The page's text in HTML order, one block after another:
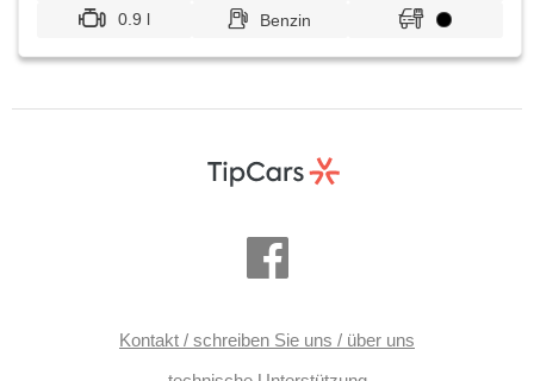
0.9 l
Benzin
Kontakt / schreiben Sie uns / über uns